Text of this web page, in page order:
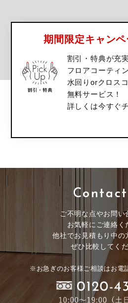
期間限定キャン
割引・特典が充実
フロアコーティ
水回りorクロス
無料サービス！
詳しくは今すぐ
ご不明な点やお問い
お気軽にご連絡く
他社でお見積もり中の
ぜひ比較してく
※お急ぎのお客様ご相談はお電